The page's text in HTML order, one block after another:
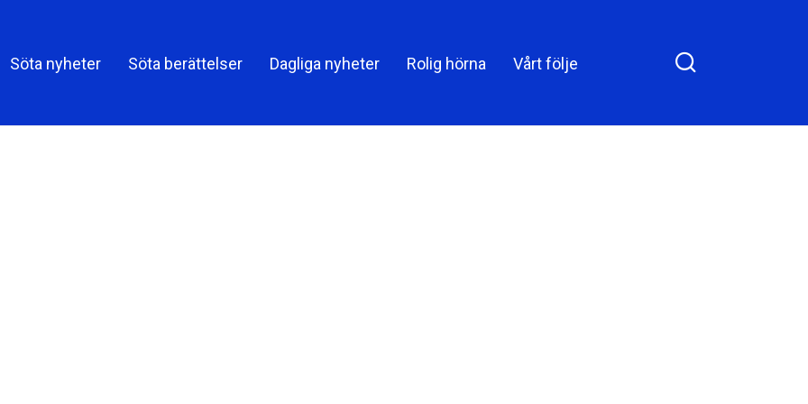
Söta nyheter Söta berättelser Dagliga nyheter Rolig hörna Vårt följe